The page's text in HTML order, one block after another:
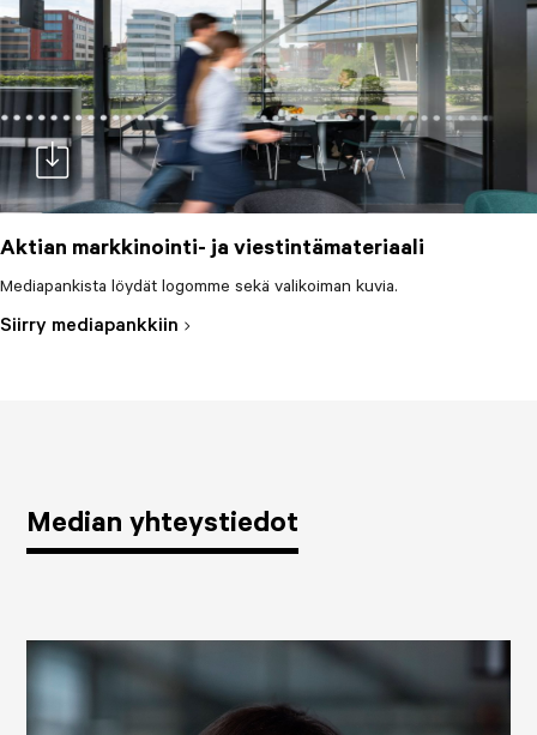
Aktian markkinointi- ja viestintämateriaali
Mediapankista löydät logomme sekä valikoiman kuvia.
Siirry mediapankkiin
Median yhteystiedot